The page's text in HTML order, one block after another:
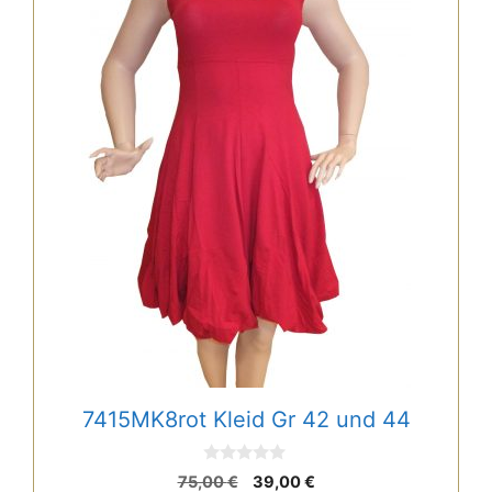
7415MK8rot Kleid Gr 42 und 44
0
75,00€
Ursprünglicher
39,00€Aktueller
mehrere
Varianten
Optionen
können
Produktseite